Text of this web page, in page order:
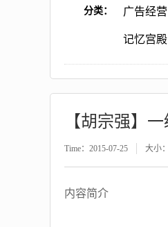
分类： 广告经营
记忆宫殿
【胡宗强】
Time：2015-07-25 大小
内容简介